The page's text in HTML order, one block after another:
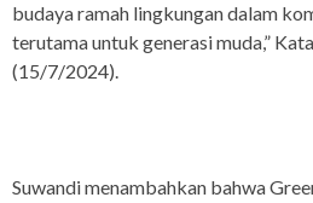
budaya ramah lingkungan dalam
terutama untuk generasi muda,”
(15/7/2024).
Suwandi menambahkan bahwa